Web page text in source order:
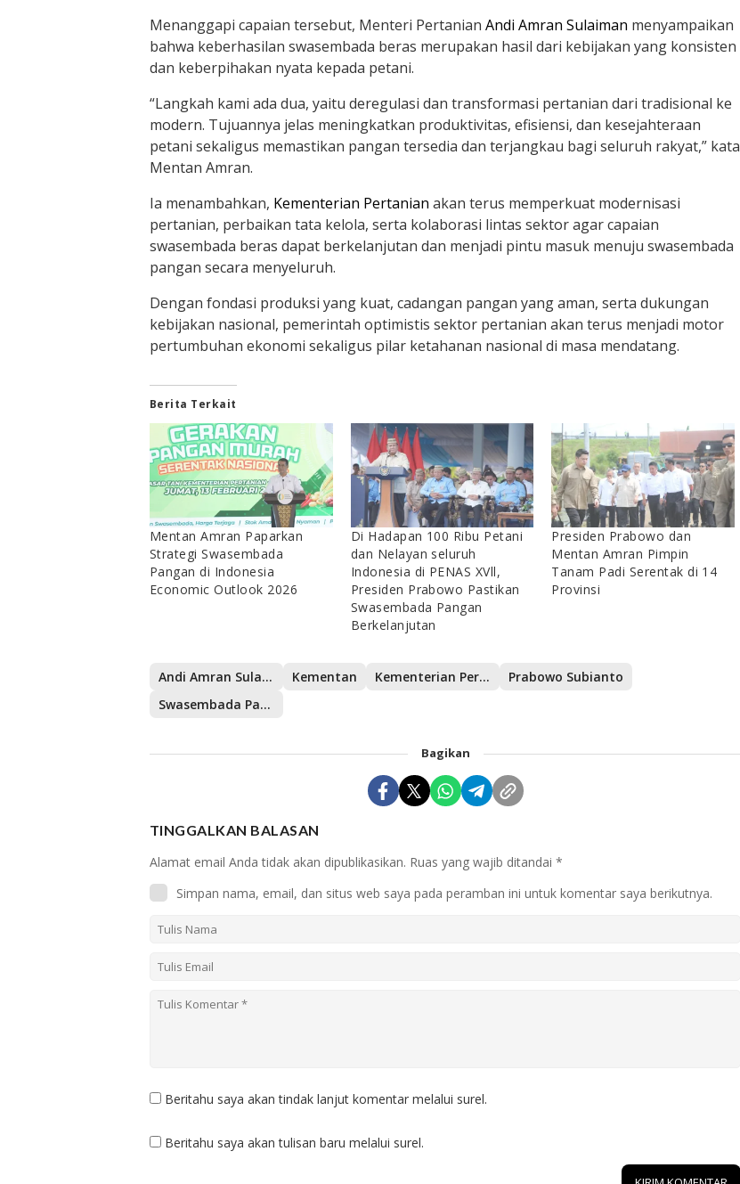
Menanggapi capaian tersebut, Menteri Pertanian Andi Amran Sulaiman menyampaikan
bahwa keberhasilan swasembada beras merupakan hasil dari kebijakan yang konsisten
dan keberpihakan nyata kepada petani.
“Langkah kami ada dua, yaitu deregulasi dan transformasi pertanian dari tradisional ke
modern. Tujuannya jelas meningkatkan produktivitas, efisiensi, dan kesejahteraan
petani sekaligus memastikan pangan tersedia dan terjangkau bagi seluruh rakyat,” kata
Mentan Amran.
Ia menambahkan, Kementerian Pertanian akan terus memperkuat modernisasi
pertanian, perbaikan tata kelola, serta kolaborasi lintas sektor agar capaian
swasembada beras dapat berkelanjutan dan menjadi pintu masuk menuju swasembada
pangan secara menyeluruh.
Dengan fondasi produksi yang kuat, cadangan pangan yang aman, serta dukungan
kebijakan nasional, pemerintah optimistis sektor pertanian akan terus menjadi motor
pertumbuhan ekonomi sekaligus pilar ketahanan nasional di masa mendatang.
Berita Terkait
Mentan Amran Paparkan
Strategi Swasembada
Pangan di Indonesia
Economic Outlook 2026
Di Hadapan 100 Ribu Petani
dan Nelayan seluruh
Indonesia di PENAS XVll,
Presiden Prabowo Pastikan
Swasembada Pangan
Berkelanjutan
Presiden Prabowo dan
Mentan Amran Pimpin
Tanam Padi Serentak di 14
Provinsi
Andi Amran Sulaiman Kementan Kementerian Pertanian
Prabowo Subianto
Swasembada Pangan
Bagikan
TINGGALKAN BALASAN
Alamat email Anda tidak akan dipublikasikan. Ruas yang wajib ditandai *
Simpan nama, email, dan situs web saya pada peramban ini untuk komentar saya berikutnya.
Beritahu saya akan tindak lanjut komentar melalui surel.
Beritahu saya akan tulisan baru melalui surel.